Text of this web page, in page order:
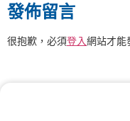
發佈留言
很抱歉，必須登入網站才能